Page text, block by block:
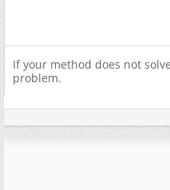
If your method does not
problem.